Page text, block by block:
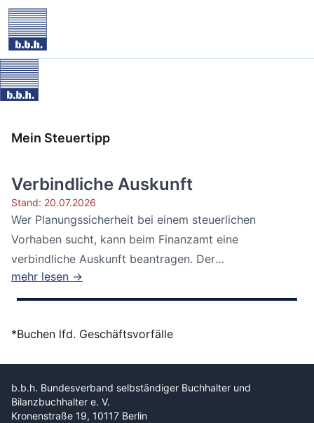
Mein Steuertipp
Verbindliche Auskunft
Stand: 20.07.2026
Wer Planungssicherheit bei einem steuerlichen
Vorhaben sucht, kann beim Finanzamt eine
verbindliche Auskunft beantragen. Der
Bundesfinanzhof...
mehr lesen →
*Buchen lfd. Geschäftsvorfälle
b.b.h. Bundesverband selbständiger Buchhalter und
Bilanzbuchhalter e. V.
Kronenstraße 19, 10117 Berlin